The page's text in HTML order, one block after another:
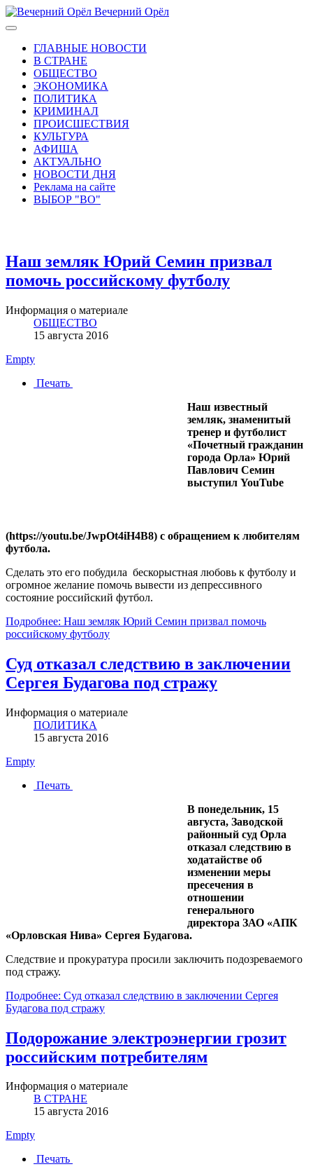
Вечерний Орёл
ГЛАВНЫЕ НОВОСТИ
В СТРАНЕ
ОБЩЕСТВО
ЭКОНОМИКА
ПОЛИТИКА
КРИМИНАЛ
ПРОИСШЕСТВИЯ
КУЛЬТУРА
АФИША
АКТУАЛЬНО
НОВОСТИ ДНЯ
Реклама на сайте
ВЫБОР "ВО"
Наш земляк Юрий Семин призвал
помочь российскому футболу
Информация о материале
ОБЩЕСТВО
15 августа 2016
Empty
Печать
Наш известный
земляк, знаменитый
тренер и футболист
«Почетный гражданин
города Орла» Юрий
Павлович Семин
выступил YouTube
(https://youtu.be/JwpOt4iH4B8) с обращением к любителям
футбола.
Сделать это его побудила бескорыстная любовь к футболу и
огромное желание помочь вывести из депрессивного
состояние российский футбол.
Подробнее: Наш земляк Юрий Семин призвал помочь
российскому футболу
Суд отказал следствию в заключении
Сергея Будагова под стражу
Информация о материале
ПОЛИТИКА
15 августа 2016
Empty
Печать
В понедельник, 15
августа, Заводской
районный суд Орла
отказал следствию в
ходатайстве об
изменении меры
пресечения в
отношении
генерального
директора ЗАО «АПК
«Орловская Нива» Сергея Будагова.
Следствие и прокуратура просили заключить подозреваемого
под стражу.
Подробнее: Суд отказал следствию в заключении Сергея
Будагова под стражу
Подорожание электроэнергии грозит
российским потребителям
Информация о материале
В СТРАНЕ
15 августа 2016
Empty
Печать